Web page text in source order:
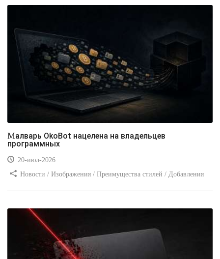
Малварь OkoBot нацелена на владельцев
программных
20-июл-2026
Новости / Изображения / Преимущества стилей / Добавления